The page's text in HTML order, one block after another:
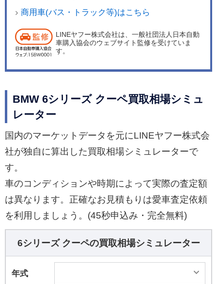
商用車(バス・トラック等)はこちら
LINEヤフー株式会社は、一般社団法人日本自動
車購入協会のウェブサイト監修を受けていま
す。
BMW 6シリーズ クーペ買取相場シミュ
レーター
国内のマーケットデータを元にLINEヤフー株式会
社が独自に算出した買取相場シミュレーターで
す。
車のコンディションや時期によって実際の査定額
は異なります。正確なお見積もりは愛車査定依頼
を利用しましょう。(45秒申込み・完全無料)
6シリーズ クーペの買取相場シミュレーター
年式